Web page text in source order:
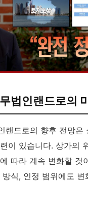
법인랜드로의
랜드로의 향후 전망은
이 있습니다. 상가의
따라 계속 변화할 것
식, 인정 범위에도 변